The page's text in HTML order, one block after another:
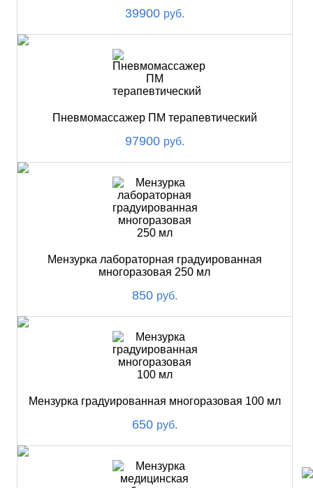
39900 руб.
Пневмомассажер ПМ терапевтический
97900 руб.
Мензурка лабораторная градуированная
многоразовая 250 мл
850 руб.
Мензурка градуированная многоразовая 100 мл
650 руб.